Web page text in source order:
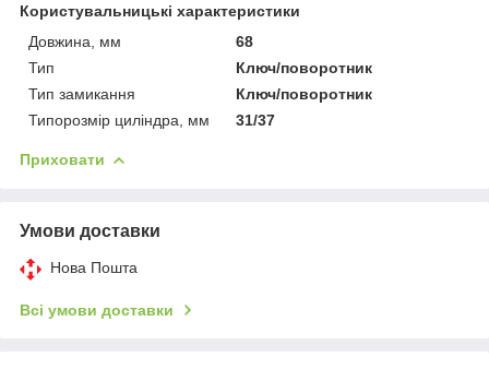
Користувальницькі характеристики
Довжина, мм
68
Тип
Ключ/поворотник
Тип замикання
Ключ/поворотник
Типорозмір циліндра, мм
31/37
Приховати
Умови доставки
Нова Пошта
Всі умови доставки